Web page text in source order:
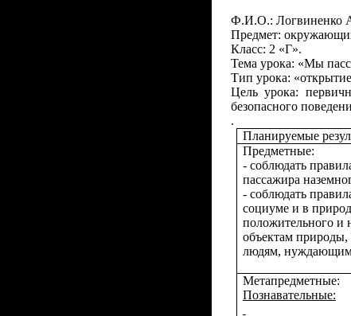
Ф.И.О.: Логвиненко
Предмет:
Класс: 2 «Г».
Тема урока: «Мы
Тип урока:
Цель урока:
безопасного
.
Планируемые
Предметные:
- соблюдать
пассажира
- соблюдать
социуме и в
положительного и
объектам
людям,
Метапредметные:
Познавательные: